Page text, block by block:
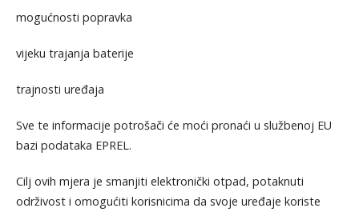
mogućnosti popravka
vijeku trajanja baterije
trajnosti uređaja
Sve te informacije potrošači će moći pronaći u službenoj EU
bazi podataka EPREL.
Cilj ovih mjera je smanjiti elektronički otpad, potaknuti
održivost i omogućiti korisnicima da svoje uređaje koriste